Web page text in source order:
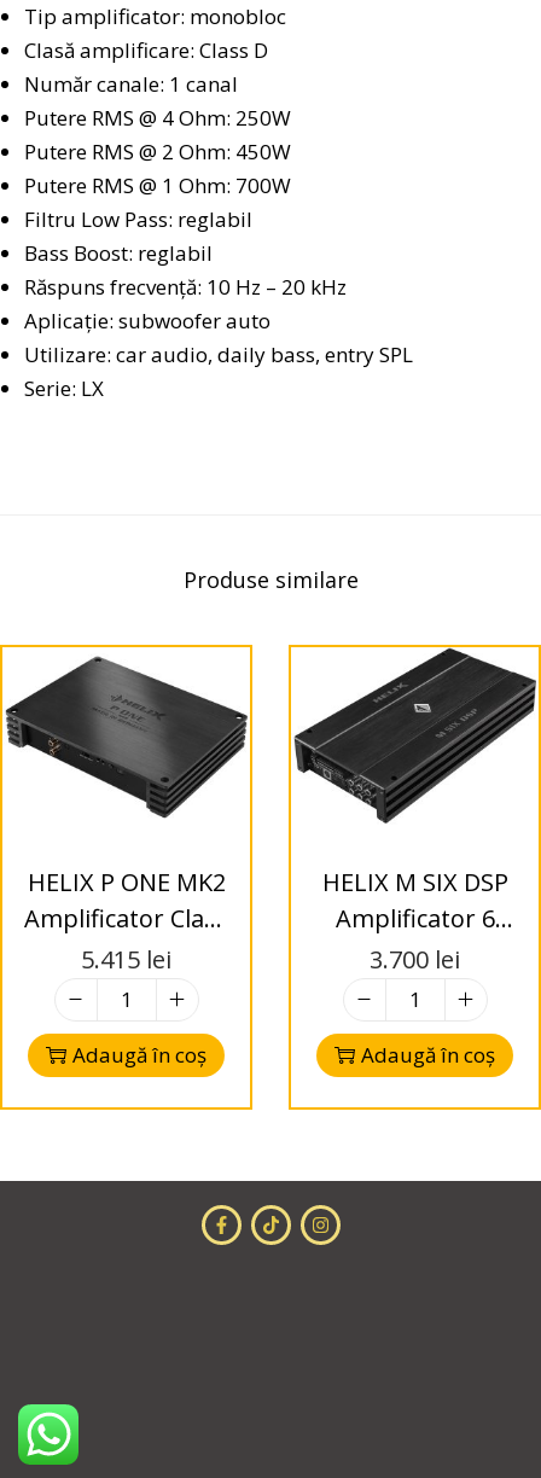
Tip amplificator: monobloc
Clasă amplificare: Class D
Număr canale: 1 canal
Putere RMS @ 4 Ohm: 250W
Putere RMS @ 2 Ohm: 450W
Putere RMS @ 1 Ohm: 700W
Filtru Low Pass: reglabil
Bass Boost: reglabil
Răspuns frecvență: 10 Hz – 20 kHz
Aplicație: subwoofer auto
Utilizare: car audio, daily bass, entry SPL
Serie: LX
Produse similare
HELIX P ONE MK2
Amplificator Class
D
5.415 lei
Adaugă în coș
HELIX M SIX DSP
Amplificator 6
canale
3.700 lei
Adaugă în coș